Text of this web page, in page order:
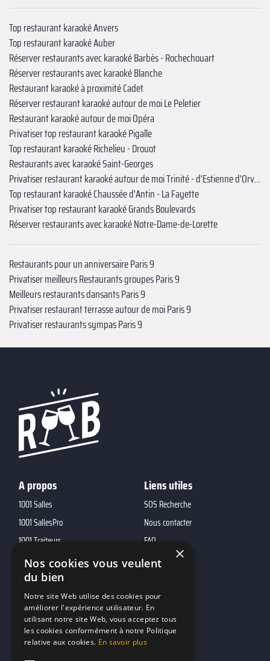
Top restaurant karaoké Anvers
Top restaurant karaoké Auber
Réserver restaurants avec karaoké Barbès - Rochechouart
Réserver restaurants avec karaoké Blanche
Restaurant karaoké à proximité Cadet
Réserver restaurant karaoké autour de moi Le Peletier
Restaurant karaoké autour de moi Opéra
Privatiser top restaurant karaoké Pigalle
Top restaurant karaoké Richelieu - Drouot
Restaurants avec karaoké Saint-Georges
Privatiser restaurant karaoké autour de moi Trinité - d'Estienne d'Orves
Top restaurant karaoké ‍Chaussée d'Antin - La Fayette
Privatiser top restaurant karaoké ‍Grands Boulevards
Réserver restaurants avec karaoké ‍Notre-Dame-de-Lorette
Restaurants pour un anniversaire Paris 9
Privatiser meilleurs Restaurants groupes Paris 9
Meilleurs restaurants dansants Paris 9
Privatiser restaurant terrasse autour de moi Paris 9
Privatiser restaurants sympas Paris 9
A propos
1001 Salles
1001 SallesPro
1001 Traiteurs
1001 DJ
10h01
MP2
Liens utiles
SOS Recherche
Nous contacter
FAQ
Contacts
marketing@reserverunbar.be
×
Nos cookies vous veulent
du bien
Notre site Web utilise des cookies pour
améliorer l'expérience utilisateur. En
utilisant notre site Web, vous acceptez tous
les cookies conformément à notre Politique
relative aux cookies. En savoir plus